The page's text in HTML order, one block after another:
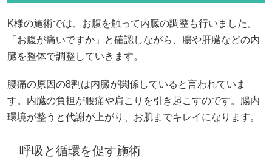
K様の施術では、お腹を触って内臓の調整も行いました。
「お腹が痛いですか」と確認しながら、腸や肝臓などの内
臓を整体で調整していきます。
腰痛の原因の8割は内臓が関係していると言われていま
す。内臓の負担が腰痛や肩こりを引き起こすのです。腸内
環境が整うと代謝が上がり、お肌までキレイになります。
呼吸と循環を促す施術